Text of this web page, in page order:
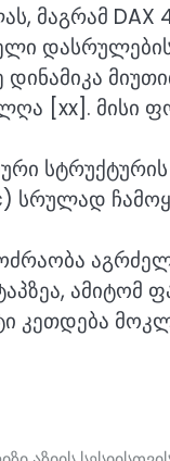
მაგრამ
დასრულების
[xx]. მისი
ამიტომ
კეთდება